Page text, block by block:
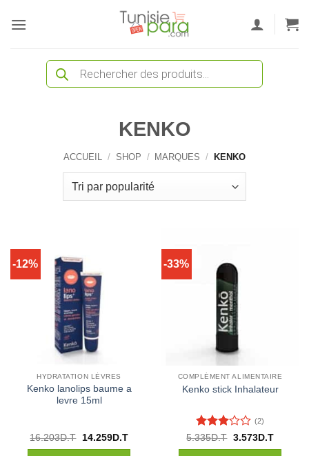
Recherche
produits
KENKO
ACCUEIL / SHOP / MARQUES / KENKO
-12%
HYDRATATION LÈVRES
Kenko lanolips baume a
levre 15ml
16.203D.T
Le
14.259D.TLe
-33%
COMPLÉMENT ALIMENTAIRE
Kenko stick Inhalateur
Note3
sur 5
(2)
5.335D.T Le
3.573D.TLe